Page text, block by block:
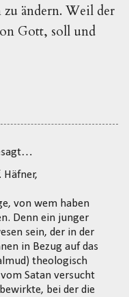
ändern. Weil der
Gott, soll und
Häfner,
von wem haben
Denn ein junger
sein, der in der
in Bezug auf das
theologisch
Satan versucht
bei der die